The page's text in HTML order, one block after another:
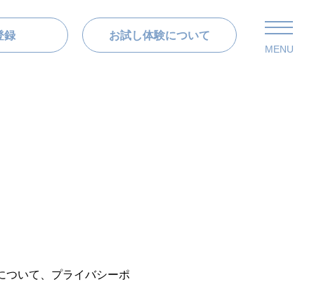
録 お試し体験について
MENU
ついて、プライバシーポ